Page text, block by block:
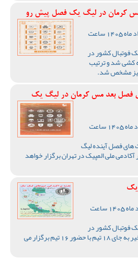
مس کرمان در لیگ یک فصل پیش رو
دوشنبه 12 مرداد ماه 1405 ساعت
فوتبال کشور در
کشی شد و ترتیب
نیز مشخص شد.
فصل بعد مس کرمان در لیگ یک
یکشنبه 11 مرداد ماه 1405 ساعت
های فصل آینده لیگ
ملی المپیک در تهران برگزار خواهد
پنج‌شنبه 8 مرداد ماه 1405 ساعت
فوتبال کشور در
فصل آینده بر خلاف فصول اخیر به جای 18 تیم با حضور 16 تیم برگزار می